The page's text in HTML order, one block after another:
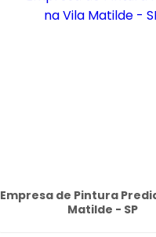
Empresa de Pintura
Matilde - SP